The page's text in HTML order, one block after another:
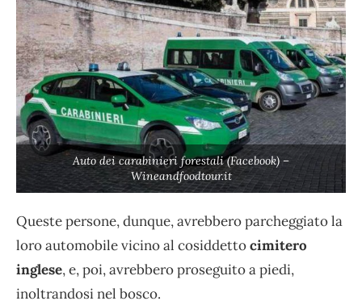
Auto dei carabinieri forestali (Facebook) –
Wineandfoodtour.it
Queste persone, dunque, avrebbero parcheggiato la
loro automobile vicino al cosiddettocimitero
inglese, e, poi, avrebbero proseguito a piedi,
inoltrandosi nel bosco.